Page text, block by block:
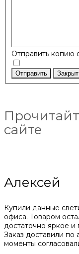
Отправить копию
Отправить
сайте
Алексей
Купили данные
офиса. Товаром
достаточно яркое
Заказ доставили
моменты